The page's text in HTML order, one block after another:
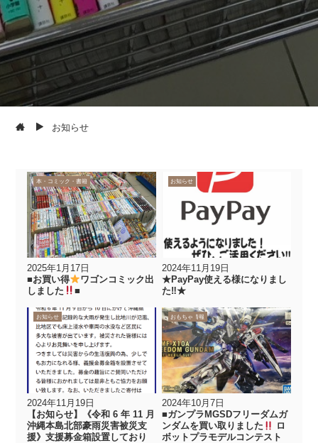
お知らせ
お知らせ
本・コミック・書籍
2025年1月17日
■お買い得
ワゴンコミック出
しました
■
new
お知らせ
2024年11月19日
★PayPay使える様になりまし
た‼★
new
お知らせ
2024年11月19日
【お知らせ】《令和 6 年 11 月
沖縄本島北部豪雨災害被災支
援》支援募金箱設置しており
イベント情報
お知らせ
おもちゃ
2024年10月7日
■ガンプラMGSDフリーダムガ
ンダムを買い取りました
ロ
ボットプラモデルコンテスト